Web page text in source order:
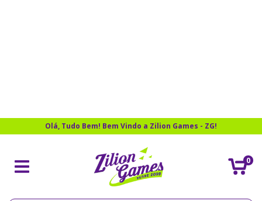
Olá, Tudo Bem! Bem Vindo a Zilion Games - ZG!
0